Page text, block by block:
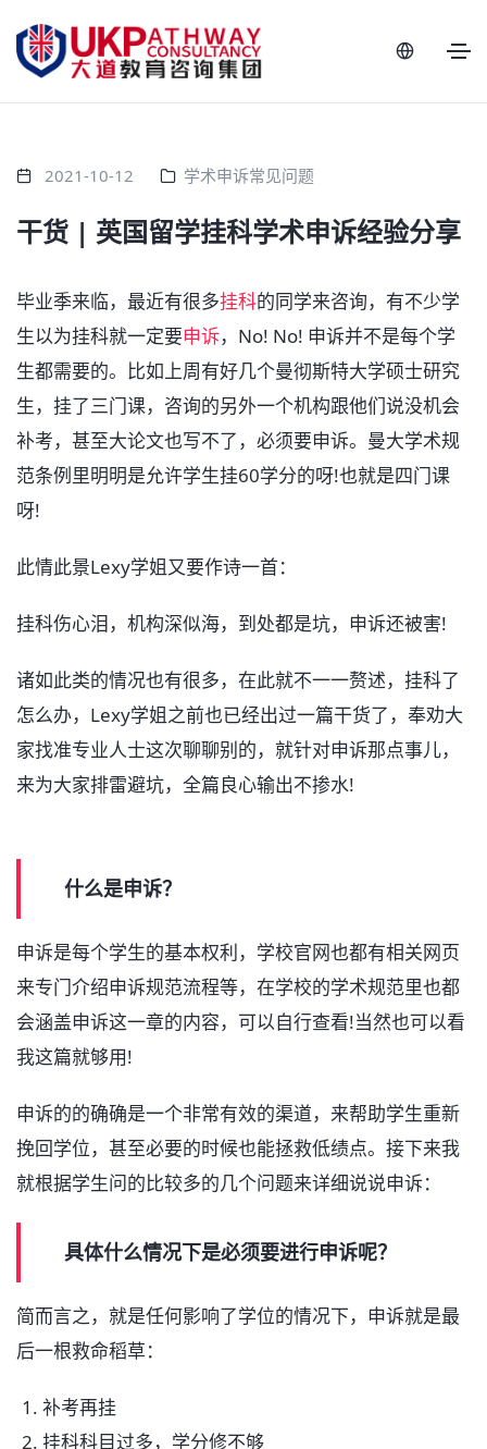
2021-10-12 学术申诉常见问题
干货 | 英国留学挂科学术申诉经验分享
毕业季来临，最近有很多挂科的同学来咨询，有不少学
生以为挂科就一定要申诉，No! No! 申诉并不是每个学
生都需要的。比如上周有好几个曼彻斯特大学硕士研究
生，挂了三门课，咨询的另外一个机构跟他们说没机会
补考，甚至大论文也写不了，必须要申诉。曼大学术规
范条例里明明是允许学生挂60学分的呀!也就是四门课
呀!
此情此景Lexy学姐又要作诗一首：
挂科伤心泪，机构深似海，到处都是坑，申诉还被害!
诸如此类的情况也有很多，在此就不一一赘述，挂科了
怎么办，Lexy学姐之前也已经出过一篇干货了，奉劝大
家找准专业人士这次聊聊别的，就针对申诉那点事儿，
来为大家排雷避坑，全篇良心输出不掺水!
什么是申诉？
申诉是每个学生的基本权利，学校官网也都有相关网页
来专门介绍申诉规范流程等，在学校的学术规范里也都
会涵盖申诉这一章的内容，可以自行查看!当然也可以看
我这篇就够用!
申诉的的确确是一个非常有效的渠道，来帮助学生重新
挽回学位，甚至必要的时候也能拯救低绩点。接下来我
就根据学生问的比较多的几个问题来详细说说申诉：
具体什么情况下是必须要进行申诉呢？
简而言之，就是任何影响了学位的情况下，申诉就是最
后一根救命稻草：
补考再挂
挂科科目过多，学分修不够